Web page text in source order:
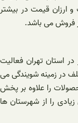
ارزان قیمت در بیشتر
فروش می باشد‌.
استان تهران فعالیت
در زمینه شویندگی می
را علاوه بر پخش
را از شهرستان ها